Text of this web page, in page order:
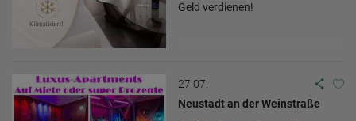
Geld verdienen!
27.07.
Neustadt an der Weinstraße